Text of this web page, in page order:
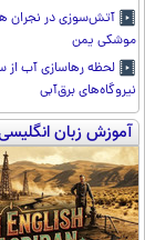
آتش‌سوزی در نجران
موشکی یمن
لحظه رهاسازی آب
نیروگاه‌های برق‌آبی
آموزش زبان